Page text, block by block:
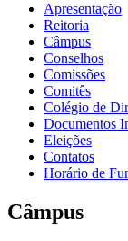
Apresentação
Reitoria
Câmpus
Conselhos
Comissões
Comitês
Colégio de
Documentos
Eleições
Contatos
Horário de
Câmpus